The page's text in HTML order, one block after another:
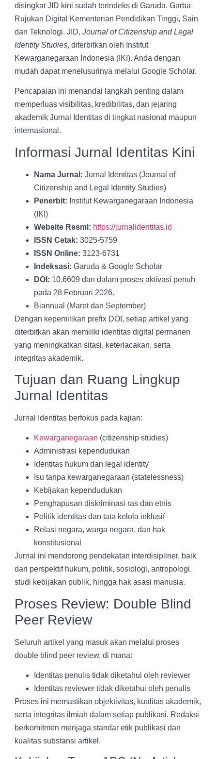
disingkat JID kini sudah terindeks di Garuda. Garba
Rujukan Digital Kementerian Pendidikan Tinggi, Sain
dan Teknologi. JID, Journal of Citizenship and Legal
Identity Studies, diterbitkan oleh Institut
Kewarganegaraan Indonesia (IKI). Anda dengan
mudah dapat menelusurinya melalui Google Scholar.
Pencapaian ini menandai langkah penting dalam
memperluas visibilitas, kredibilitas, dan jejaring
akademik Jurnal Identitas di tingkat nasional maupun
internasional.
Informasi Jurnal Identitas Kini
Nama Jurnal: Jurnal Identitas (Journal of
Citizenship and Legal Identity Studies)
Penerbit: Institut Kewarganegaraan Indonesia
(IKI)
Website Resmi: https://jurnalidentitas.id
ISSN Cetak: 3025-5759
ISSN Online: 3123-6731
Indeksasi: Garuda & Google Scholar
DOI: 10.6609 dan dalam proses aktivasi penuh
pada 28 Februari 2026.
Biannual (Maret dan September)
Dengan kepemilikan prefix DOI, setiap artikel yang
diterbitkan akan memiliki identitas digital permanen
yang meningkatkan sitasi, keterlacakan, serta
integritas akademik.
Tujuan dan Ruang Lingkup
Jurnal Identitas
Jurnal Identitas berfokus pada kajian:
Kewarganegaraan (citizenship studies)
Administrasi kependudukan
Identitas hukum dan legal identity
Isu tanpa kewarganegaraan (statelessness)
Kebijakan kependudukan
Penghapusan diskriminasi ras dan etnis
Politik identitas dan tata kelola inklusif
Relasi negara, warga negara, dan hak
konstitusional
Jurnal ini mendorong pendekatan interdisipliner, baik
dari perspektif hukum, politik, sosiologi, antropologi,
studi kebijakan publik, hingga hak asasi manusia.
Proses Review: Double Blind
Peer Review
Seluruh artikel yang masuk akan melalui proses
double blind peer review, di mana:
Identitas penulis tidak diketahui oleh reviewer
Identitas reviewer tidak diketahui oleh penulis
Proses ini memastikan objektivitas, kualitas akademik,
serta integritas ilmiah dalam setiap publikasi. Redaksi
berkomitmen menjaga standar etik publikasi dan
kualitas substansi artikel.